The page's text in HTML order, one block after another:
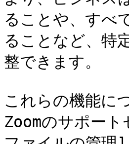
ることや、すべ
ることなど、特
整できます。
これらの機能に
Zoomのサポー